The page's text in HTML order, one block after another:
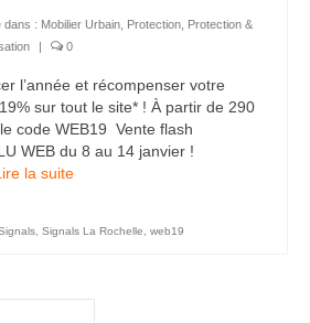
dans : Mobilier Urbain Protection Protection &
| 0
l’année et récompenser votre
sur tout le site* ! À partir de 290
code WEB19 Vente flash
WEB du 8 au 14 janvier !
la suite­­
Signals La Rochelle web19